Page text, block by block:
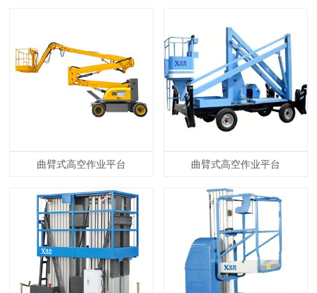
曲臂式高空作业平台 曲臂式高空作业平台